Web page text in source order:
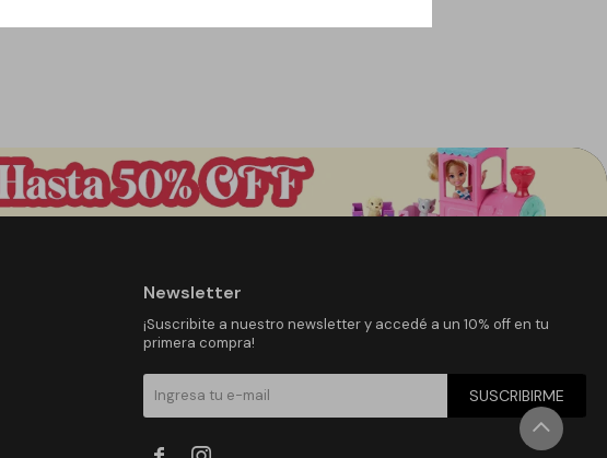
Newsletter
¡Suscribite a nuestro newsletter y accedé a un 10% off en tu
primera compra!
SUSCRIBIRME